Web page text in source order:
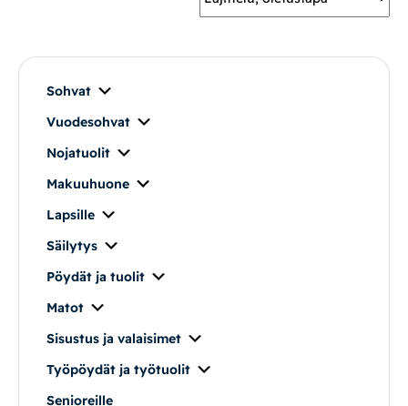
Makuuhuone
Säilytys
Työpöydät ja työtuolit
Matot
Ulkokalusteet
Sohvat
Vuodesohvat
Nojatuolit
Makuuhuone
Lapsille
Säilytys
Pöydät ja tuolit
Matot
Sisustus ja valaisimet
Työpöydät ja työtuolit
Senioreille